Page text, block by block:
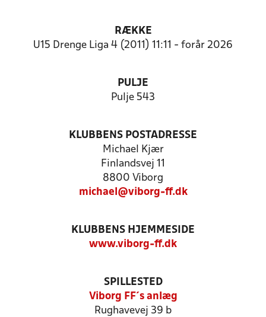
RÆKKE
U15 Drenge Liga 4 (2011) 11:11 - forår 2026
PULJE
Pulje 543
KLUBBENS POSTADRESSE
Michael Kjær
Finlandsvej 11
8800 Viborg
michael@viborg-ff.dk
KLUBBENS HJEMMESIDE
www.viborg-ff.dk
SPILLESTED
Viborg FF´s anlæg
Rughavevej 39 b